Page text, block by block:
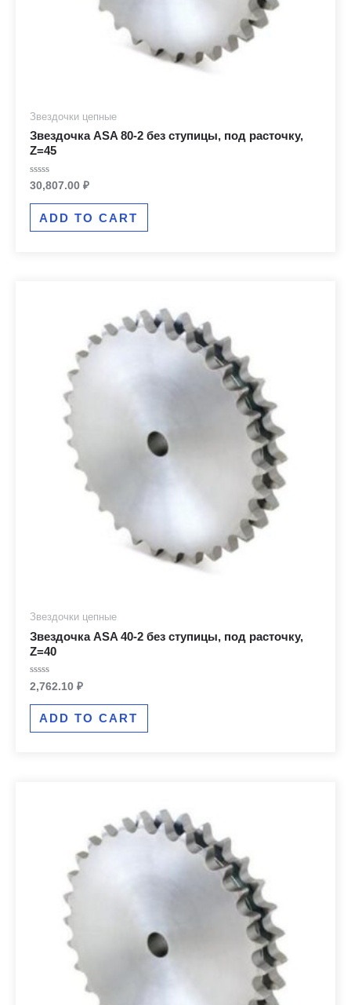
Звездочки цепные
Звездочка ASA 80-2 без ступицы, под расточку,
Z=45
Rated
out
30,807.00 ₽
ADD TO CART
Звездочки цепные
Звездочка ASA 40-2 без ступицы, под расточку,
Z=40
Rated
0
out
2,762.10 ₽
ADD TO CART